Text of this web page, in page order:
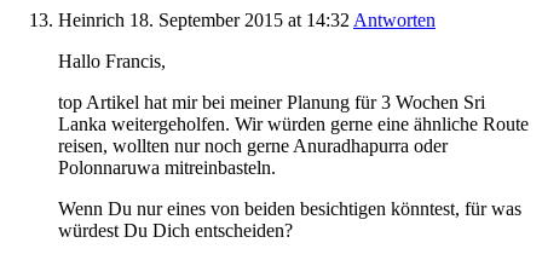
Heinrich 18. September 2015 at 14:32 Antworten
Hallo Francis,
top Artikel hat mir bei meiner Planung für 3 Wochen Sri
Lanka weitergeholfen. Wir würden gerne eine ähnliche Route
reisen, wollten nur noch gerne Anuradhapurra oder
Polonnaruwa mitreinbasteln.
Wenn Du nur eines von beiden besichtigen könntest, für was
würdest Du Dich entscheiden?